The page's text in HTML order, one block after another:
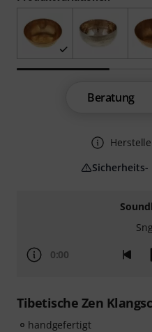
0:00
Tibetische Zen
handgefertigt
Beratung